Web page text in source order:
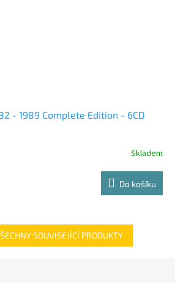
- 1989 Complete Edition - 6CD
Skladem
Do košíku
SOUVISEJÍCÍ PRODUKTY